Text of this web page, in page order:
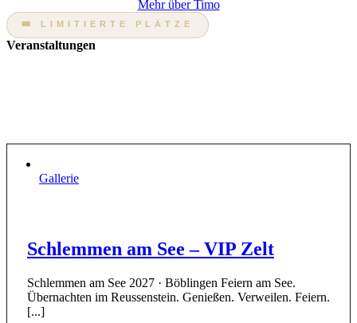
Mehr über Timo
🎟 LIMITIERTE PLÄTZE
Veranstaltungen
Gallerie
Schlemmen am See – VIP Zelt
Schlemmen am See 2027 · Böblingen Feiern am See.
Übernachten im Reussenstein. Genießen. Verweilen. Feiern.
[...]